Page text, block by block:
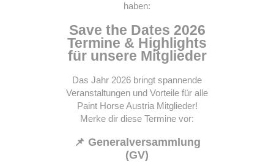
haben:
Save the Dates 2026
Termine & Highlights
für unsere Mitglieder
Das Jahr 2026 bringt spannende
Veranstaltungen und Vorteile für alle
Paint Horse Austria Mitglieder!
Merke dir diese Termine vor:
📌 Generalversammlung
(GV)